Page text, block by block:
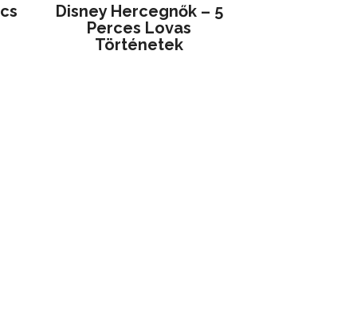
Disney ​Hercegnők – 5
Perces Lovas
Történetek